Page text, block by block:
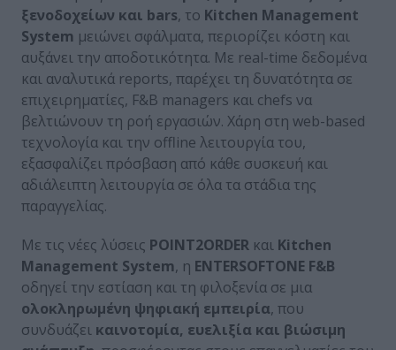
ξενοδοχείων και bars, το Kitchen Management
System μειώνει σφάλματα, περιορίζει κόστη και
αυξάνει την αποδοτικότητα. Με real-time δεδομένα
και αναλυτικά reports, παρέχει τη δυνατότητα σε
επιχειρηματίες, F&B managers και chefs να
βελτιώνουν τη ροή εργασιών. Χάρη στη web-based
τεχνολογία και την offline λειτουργία του,
εξασφαλίζει πρόσβαση από κάθε συσκευή και
αδιάλειπτη λειτουργία σε όλα τα στάδια της
παραγγελίας.
Με τις νέες λύσεις POINT2ORDER και Kitchen
Management System, η ENTERSOFTONE F&B
οδηγεί την εστίαση και τη φιλοξενία σε μια
ολοκληρωμένη ψηφιακή εμπειρία, που
συνδυάζει καινοτομία, ευελιξία και βιώσιμη